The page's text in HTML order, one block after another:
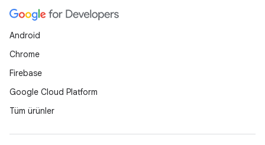
Android
Chrome
Firebase
Google Cloud Platform
Tüm ürünler